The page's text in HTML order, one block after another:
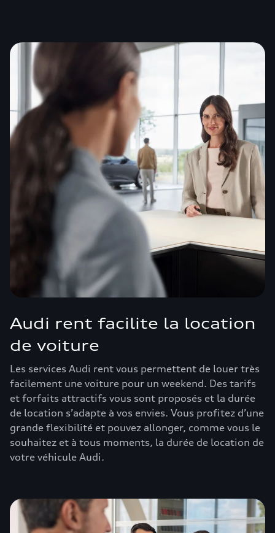
Audi rent facilite la location
de voiture
Les services Audi rent vous permettent de louer très
facilement une voiture pour un weekend. Des tarifs
et forfaits attractifs vous sont proposés et la durée
de location s’adapte à vos envies. Vous profitez d’une
grande flexibilité et pouvez allonger, comme vous le
souhaitez et à tous moments, la durée de location de
votre véhicule Audi.